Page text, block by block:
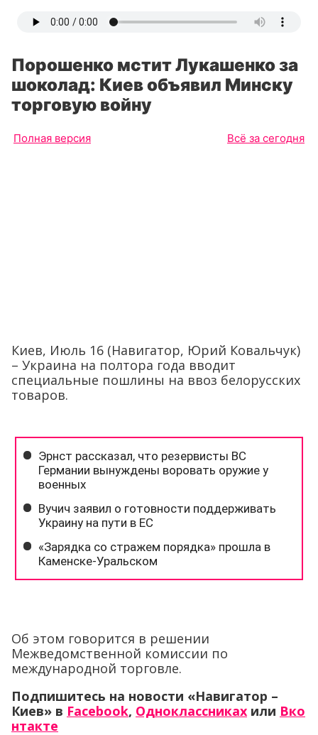
Порошенко мстит Лукашенко за
шоколад: Киев объявил Минску
торговую войну
Полная версия Всё за сегодня
Киев, Июль 16 (Навигатор, Юрий Ковальчук)
– Украина на полтора года вводит
специальные пошлины на ввоз белорусских
товаров.
Об этом говорится в решении
Межведомственной комиссии по
международной торговле.
Подпишитесь на новости «Навигатор –
Киев» в Facebook, Одноклассниках или Вко
нтакте